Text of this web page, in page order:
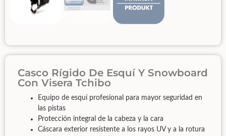
Casco Rígido De Esquí Y Snowboard
Con Visera Tchibo
Equipo de esquí profesional para mayor seguridad en
las pistas
Protección integral de la cabeza y la cara
Cáscara exterior resistente a los rayos UV y a la rotura